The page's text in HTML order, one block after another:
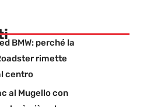
BMW: perché la
rimette
centro
al Mugello con